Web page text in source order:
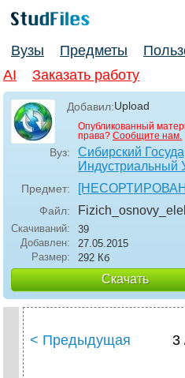
Вузы Предметы
AI
Заказать работу
Добавил:Upload
Опубликованный
права? Сообщите нам.
Вуз:
Сибирский
Индустриальный
Предмет:
Файл:
Скачиваний:
39
Добавлен:
27.05.2015
Размер:
292 Кб
Скачать
< Предыдущая 3